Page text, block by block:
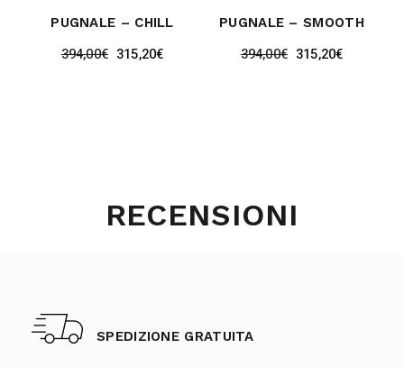
PUGNALE – CHILL
394,00€ 315,20€
PUGNALE – SMOOTH
394,00€ 315,20€
RECENSIONI
SPEDIZIONE GRATUITA